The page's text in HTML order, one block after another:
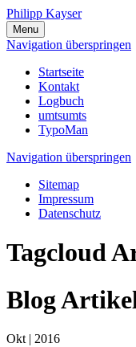
Philipp Kayser
Menu
Navigation überspringen
Startseite
Kontakt
Logbuch
umtsumts
TypoMan
Navigation überspringen
Sitemap
Impressum
Datenschutz
Tagcloud
Blog
Okt | 2016